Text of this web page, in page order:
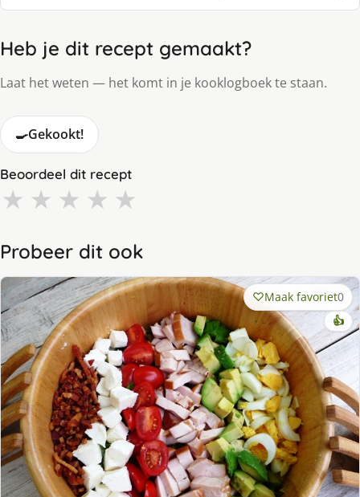
Heb je dit recept gemaakt?
Laat het weten — het komt in je kooklogboek te staan.
🍳Gekookt!
Beoordeel dit recept
★ ★ ★ ★ ★
Probeer dit ook
Maak favoriet0
👍